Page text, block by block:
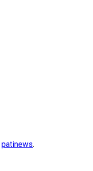
patinews.